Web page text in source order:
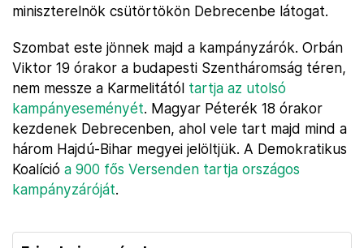
miniszterelnök csütörtökön Debrecenbe látogat.
Szombat este jönnek majd a kampányzárók. Orbán
Viktor 19 órakor a budapesti Szentháromság téren,
nem messze a Karmelitától tartja az utolsó
kampányeseményét. Magyar Péterék 18 órakor
kezdenek Debrecenben, ahol vele tart majd mind a
három Hajdú-Bihar megyei jelöltjük. A Demokratikus
Koalíció a 900 fős Versenden tartja országos
kampányzáróját.